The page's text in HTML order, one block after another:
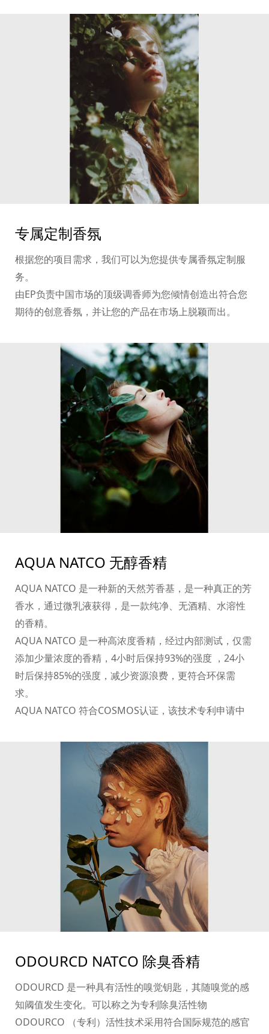
专属定制香氛
根据您的项目需求，我们可以为您提供专属香氛定制服
务。
由EP负责中国市场的顶级调香师为您倾情创造出符合您
期待的创意香氛，并让您的产品在市场上脱颖而出。
AQUA NATCO 无醇香精
AQUA NATCO 是一种新的天然芳香基，是一种真正的芳
香水，通过微乳液获得，是一款纯净、无酒精、水溶性
的香精。
AQUA NATCO 是一种高浓度香精，经过内部测试，仅需
添加少量浓度的香精，4小时后保持93%的强度 ，24小
时后保持85%的强度，减少资源浪费，更符合环保需
求。
AQUA NATCO 符合COSMOS认证，该技术专利申请中
ODOURCD NATCO 除臭香精
ODOURCD 是一种具有活性的嗅觉钥匙，其随嗅觉的感
知阈值发生变化。可以称之为专利除臭活性物
ODOURCO （专利）活性技术采用符合国际规范的感官